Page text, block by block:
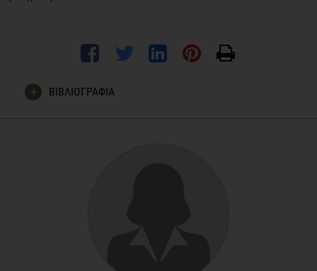
ΒΙΒΛΙΟΓΡΑΦΙΑ